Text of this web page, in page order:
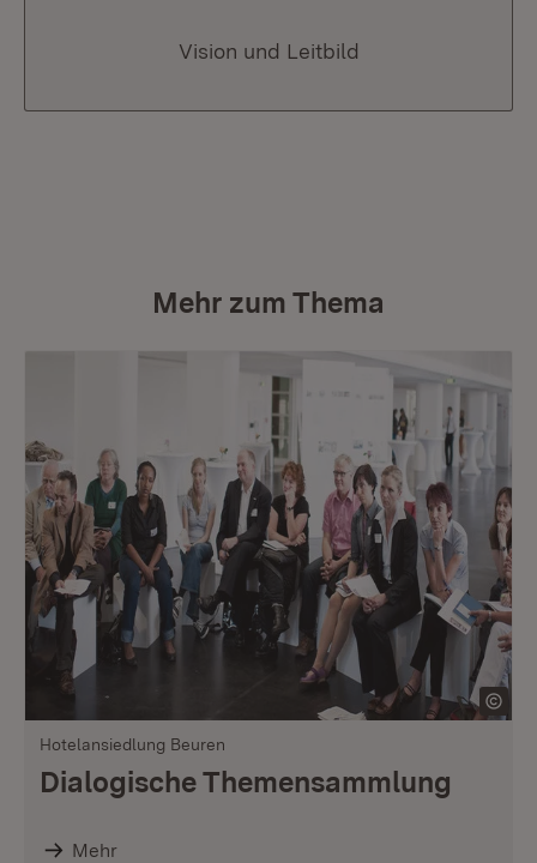
Vision und Leitbild
Mehr zum Thema
Hotelansiedlung Beuren
Dialogische Themensammlung
Mehr